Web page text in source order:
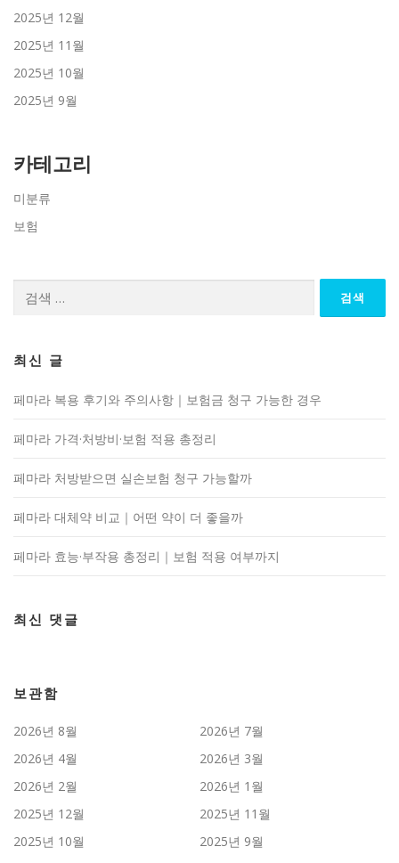
2025년 12월
2025년 11월
2025년 10월
2025년 9월
카테고리
미분류
보험
최신 글
페마라 복용 후기와 주의사항｜보험금 청구 가능한 경우
페마라 가격·처방비·보험 적용 총정리
페마라 처방받으면 실손보험 청구 가능할까
페마라 대체약 비교｜어떤 약이 더 좋을까
페마라 효능·부작용 총정리｜보험 적용 여부까지
최신 댓글
보관함
2026년 8월
2026년 7월
2026년 4월
2026년 3월
2026년 2월
2026년 1월
2025년 12월
2025년 11월
2025년 10월
2025년 9월